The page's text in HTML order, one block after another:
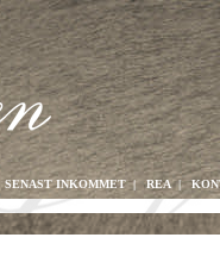
SENAST INKOMMET|REA|